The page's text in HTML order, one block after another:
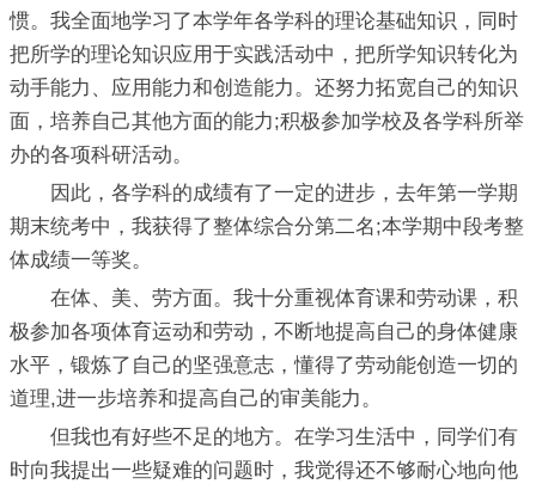
惯。我全面地学习了本学年各学科的理论基础知识，同时
把所学的理论知识应用于实践活动中，把所学知识转化为
动手能力、应用能力和创造能力。还努力拓宽自己的知识
面，培养自己其他方面的能力;积极参加学校及各学科所举
办的各项科研活动。
因此，各学科的成绩有了一定的进步，去年第一学期
期末统考中，我获得了整体综合分第二名;本学期中段考整
体成绩一等奖。
在体、美、劳方面。我十分重视体育课和劳动课，积
极参加各项体育运动和劳动，不断地提高自己的身体健康
水平，锻炼了自己的坚强意志，懂得了劳动能创造一切的
道理,进一步培养和提高自己的审美能力。
但我也有好些不足的地方。在学习生活中，同学们有
时向我提出一些疑难的问题时，我觉得还不够耐心地向他